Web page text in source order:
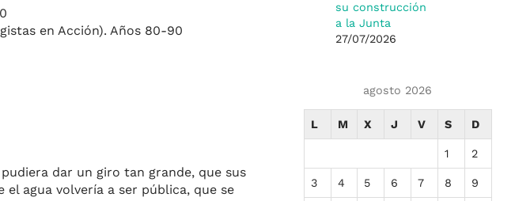
en Acción). Años 80-90
dar un giro tan grande, que sus
agua volvería a ser pública, que se
su construcción
a la Junta
27/07/2026
agosto 2026
L M X J V S D
1 2
3 4 5 6 7 8 9